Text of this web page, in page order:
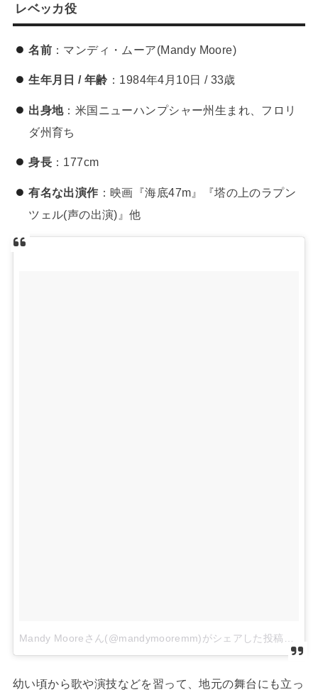
レベッカ役
名前：マンディ・ムーア(Mandy Moore)
生年月日 / 年齢 ：1984年4月10日 / 33歳
出身地：米国ニューハンプシャー州生まれ、フロリ
ダ州育ち
身長：177cm
有名な出演作 ：映画『海底47m』『塔の上のラプン
ツェル(声の出演)』他
幼い頃から歌や演技などを習って、地元の舞台にも立っ